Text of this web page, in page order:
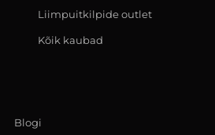
Liimpuitkilpide outlet
Kõik kaubad
Blogi